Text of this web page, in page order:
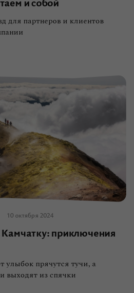
и собой
для партнеров и клиентов
10 октября 2024
Камчатку: приключения
улыбок прячутся тучи, а
выходят из спячки